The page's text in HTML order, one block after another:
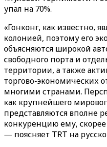
упал на 70%.
«Гонконг, как известно,
колонией, поэтому его
объясняются широкой
свободного порта и
территории, а также
торгово-экономических
многими странами.
как крупнейшего
представляются вполне
конкуренцию ему, скорее
— поясняет TRT на